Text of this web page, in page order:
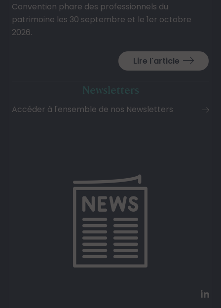
Convention phare des professionnels du
patrimoine les 30 septembre et le 1er octobre
2026.
Lire l'article
Newsletters
Accéder à l'ensemble de nos Newsletters